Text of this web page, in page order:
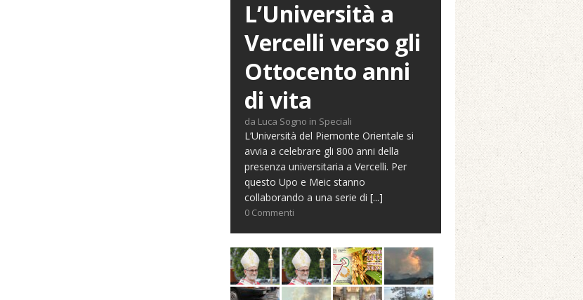
L’Università a
Vercelli verso gli
Ottocento anni
di vita
da Luca Sogno in Speciali
L’Università del Piemonte Orientale si
avvia a celebrare gli 800 anni della
presenza universitaria a Vercelli. Per
questo Upo e Meic stanno
collaborando a una serie di [...]
0 Commenti